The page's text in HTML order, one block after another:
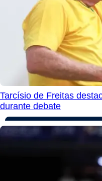
Tarcísio de Freitas
durante debate